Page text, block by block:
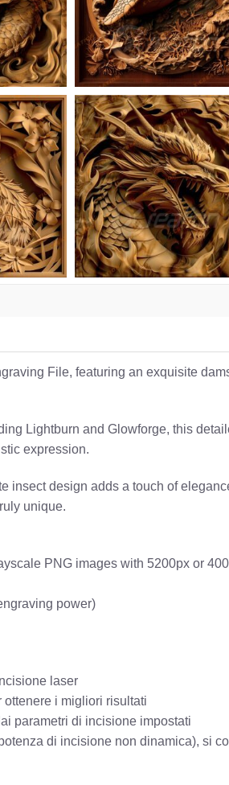
File, featuring an exquisite
Lightburn and Glowforge, this
expression.
insect design adds a touch of
unique.
PNG images with 5200px or
power)
laser
i migliori risultati
parametri di incisione impostati
di incisione non dinamica), si